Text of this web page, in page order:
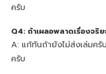
ครับ
Q4: ถ้าเผลอพลาดเรื่องจริ
A: แก้ทันถ้ายังไม่ส่งเล่มค
ครับ